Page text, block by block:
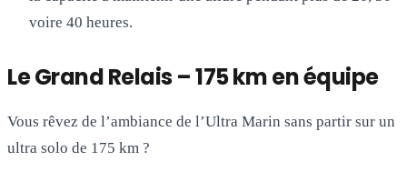
voire 40 heures.
Le Grand Relais – 175 km en équipe
Vous rêvez de l’ambiance de l’Ultra Marin sans partir sur un
ultra solo de 175 km ?